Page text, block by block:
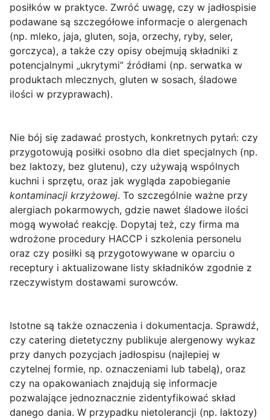
posiłków w praktyce. Zwróć uwagę, czy w jadłospisie
podawane są szczegółowe informacje o alergenach
(np. mleko, jaja, gluten, soja, orzechy, ryby, seler,
gorczyca), a także czy opisy obejmują składniki z
potencjalnymi „ukrytymi” źródłami (np. serwatka w
produktach mlecznych, gluten w sosach, śladowe
ilości w przyprawach).
Nie bój się zadawać prostych, konkretnych pytań: czy
przygotowują posiłki osobno dla diet specjalnych (np.
bez laktozy, bez glutenu), czy używają wspólnych
kuchni i sprzętu, oraz jak wygląda zapobieganie
kontaminacji krzyżowej. To szczególnie ważne przy
alergiach pokarmowych, gdzie nawet śladowe ilości
mogą wywołać reakcję. Dopytaj też, czy firma ma
wdrożone procedury HACCP i szkolenia personelu
oraz czy posiłki są przygotowywane w oparciu o
receptury i aktualizowane listy składników zgodnie z
rzeczywistym dostawami surowców.
Istotne są także oznaczenia i dokumentacja. Sprawdź,
czy catering dietetyczny publikuje alergenowy wykaz
przy danych pozycjach jadłospisu (najlepiej w
czytelnej formie, np. oznaczeniami lub tabelą), oraz
czy na opakowaniach znajdują się informacje
pozwalające jednoznacznie zidentyfikować skład
danego dania. W przypadku nietolerancji (np. laktozy)